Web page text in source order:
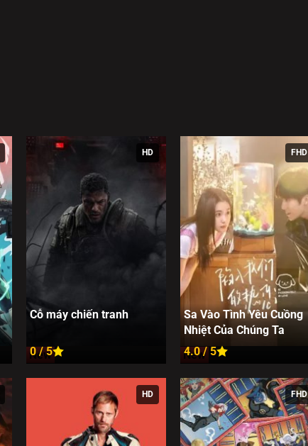
HD
New
Cỗ máy chiến tranh
0 / 5
FHD
New
Sa Vào Tình Yêu Cuồng
Nhiệt Của Chúng Ta
4.0 / 5
HD FHD